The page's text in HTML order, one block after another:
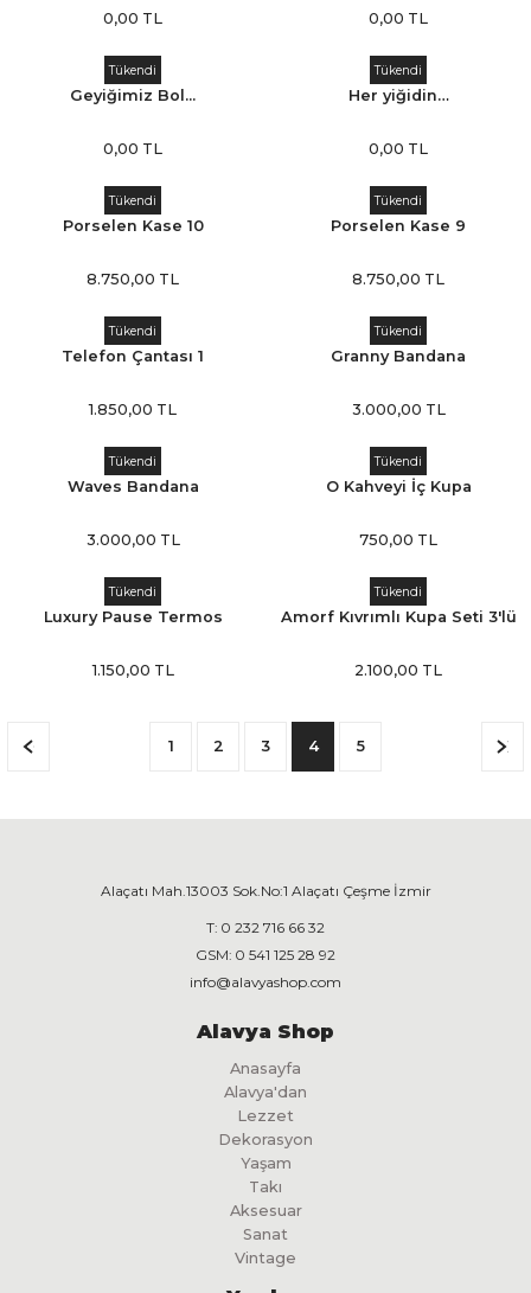
0,00 TL 0,00 TL
Tükendi
Geyiğimiz Bol...
0,00 TL
Tükendi
Her yiğidin…
0,00 TL
Tükendi
Porselen Kase 10
8.750,00 TL
Tükendi
Porselen Kase 9
8.750,00 TL
Tükendi
Telefon Çantası 1
1.850,00 TL
Tükendi
Granny Bandana
3.000,00 TL
Tükendi
Waves Bandana
3.000,00 TL
Tükendi
O Kahveyi İç Kupa
750,00 TL
Tükendi
Luxury Pause Termos
1.150,00 TL
Tükendi
Amorf Kıvrımlı Kupa Seti 3'lü
2.100,00 TL
1 2 3 4 5
Alaçatı Mah.13003 Sok.No:1 Alaçatı Çeşme İzmir
T: 0 232 716 66 32
GSM: 0 541 125 28 92
info@alavyashop.com
Alavya Shop
Anasayfa
Alavya'dan
Lezzet
Dekorasyon
Yaşam
Takı
Aksesuar
Sanat
Vintage